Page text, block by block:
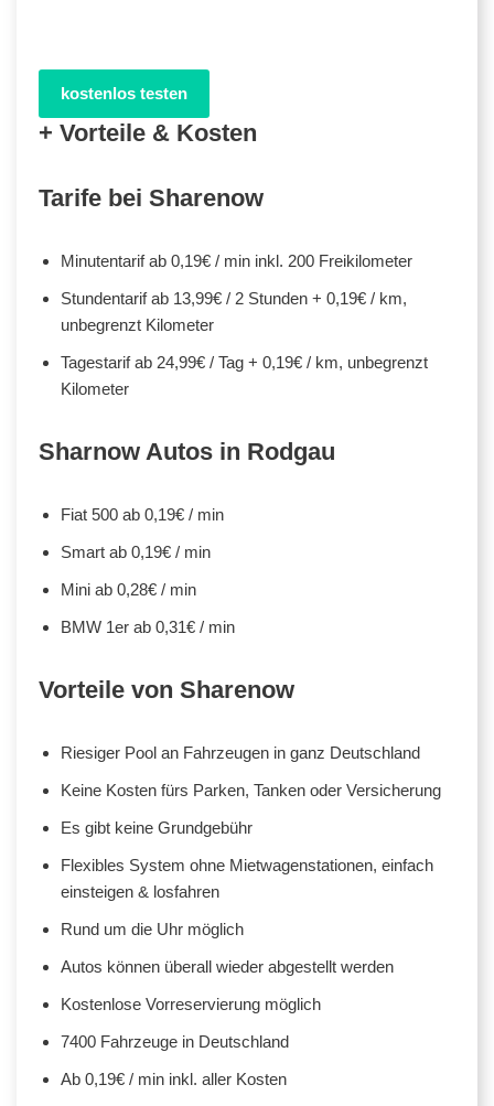
kostenlos testen
+ Vorteile & Kosten
Tarife bei Sharenow
Minutentarif ab 0,19€ / min inkl. 200 Freikilometer
Stundentarif ab 13,99€ / 2 Stunden + 0,19€ / km,
unbegrenzt Kilometer
Tagestarif ab 24,99€ / Tag + 0,19€ / km, unbegrenzt
Kilometer
Sharnow Autos in Rodgau
Fiat 500 ab 0,19€ / min
Smart ab 0,19€ / min
Mini ab 0,28€ / min
BMW 1er ab 0,31€ / min
Vorteile von Sharenow
Riesiger Pool an Fahrzeugen in ganz Deutschland
Keine Kosten fürs Parken, Tanken oder Versicherung
Es gibt keine Grundgebühr
Flexibles System ohne Mietwagenstationen, einfach
einsteigen & losfahren
Rund um die Uhr möglich
Autos können überall wieder abgestellt werden
Kostenlose Vorreservierung möglich
7400 Fahrzeuge in Deutschland
Ab 0,19€ / min inkl. aller Kosten